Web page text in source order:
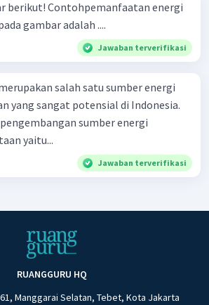
energi
gambar adalah ....
Jawaban terverifikasi
salah satu sumber energi
yang sangat potensial di Indonesia.
sumber energi
yaitu...
Jawaban terverifikasi
RUANGGURU HQ
Manggarai Selatan, Tebet, Kota Jakarta